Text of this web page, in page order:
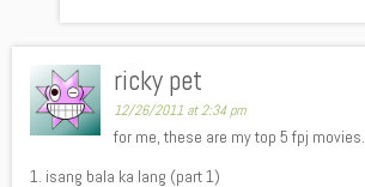
ricky pet
12/26/2011 at 2:34 pm
for me, these are my top 5 fpj movies.
1. isang bala ka lang (part 1)